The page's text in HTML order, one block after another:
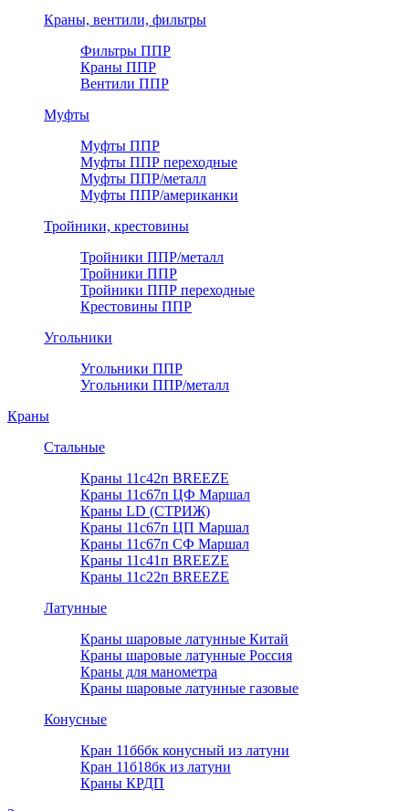
Краны, вентили, фильтры
Фильтры ППР
Краны ППР
Вентили ППР
Муфты
Муфты ППР
Муфты ППР переходные
Муфты ППР/металл
Муфты ППР/американки
Тройники, крестовины
Тройники ППР/металл
Тройники ППР
Тройники ППР переходные
Крестовины ППР
Угольники
Угольники ППР
Угольники ППР/металл
Краны
Стальные
Краны 11с42п BREEZE
Краны 11с67п ЦФ Маршал
Краны LD (СТРИЖ)
Краны 11с67п ЦП Маршал
Краны 11с67п СФ Маршал
Краны 11с41п BREEZE
Краны 11с22п BREEZE
Латунные
Краны шаровые латунные Китай
Краны шаровые латунные Россия
Краны для манометра
Краны шаровые латунные газовые
Конусные
Кран 11б6бк конусный из латуни
Кран 11б18бк из латуни
Краны КРДП